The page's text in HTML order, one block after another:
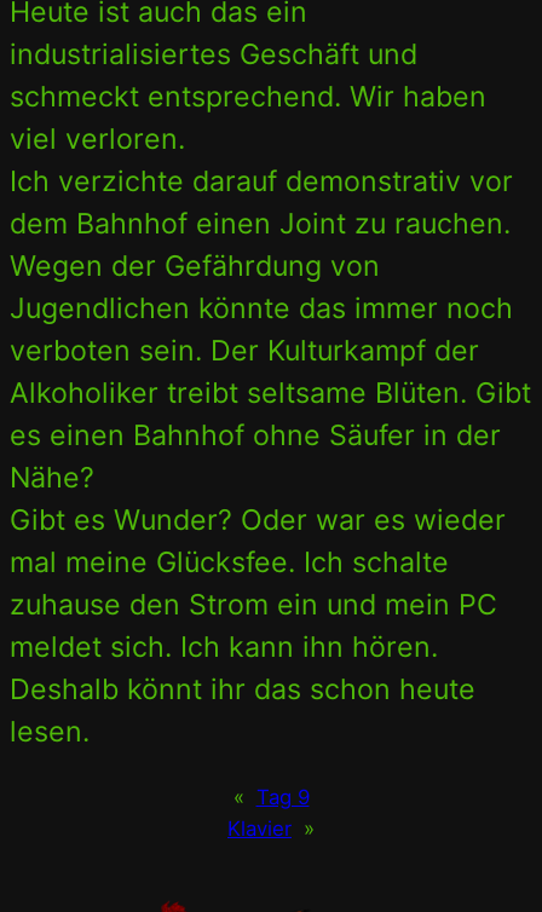
Heute ist auch das ein
industrialisiertes Geschäft und
schmeckt entsprechend. Wir haben
viel verloren.
Ich verzichte darauf demonstrativ vor
dem Bahnhof einen Joint zu rauchen.
Wegen der Gefährdung von
Jugendlichen könnte das immer noch
verboten sein. Der Kulturkampf der
Alkoholiker treibt seltsame Blüten. Gibt
es einen Bahnhof ohne Säufer in der
Nähe?
Gibt es Wunder? Oder war es wieder
mal meine Glücksfee. Ich schalte
zuhause den Strom ein und mein PC
meldet sich. Ich kann ihn hören.
Deshalb könnt ihr das schon heute
lesen.
« Tag 9
Klavier »